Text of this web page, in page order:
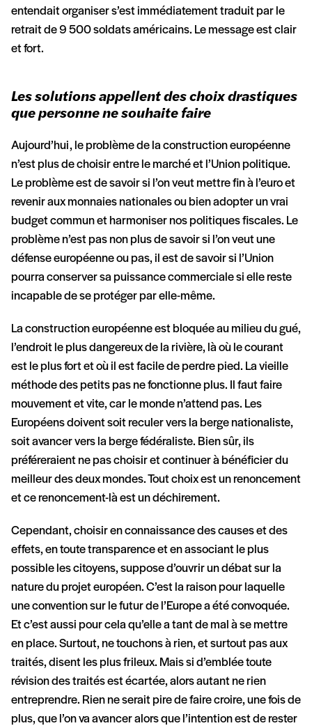
entendait organiser s’est immédiatement traduit par le
retrait de 9 500 soldats américains. Le message est clair
et fort.
Les solutions appellent des choix drastiques
que personne ne souhaite faire
Aujourd’hui, le problème de la construction européenne
n’est plus de choisir entre le marché et l’Union politique.
Le problème est de savoir si l’on veut mettre fin à l’euro et
revenir aux monnaies nationales ou bien adopter un vrai
budget commun et harmoniser nos politiques fiscales. Le
problème n’est pas non plus de savoir si l’on veut une
défense européenne ou pas, il est de savoir si l’Union
pourra conserver sa puissance commerciale si elle reste
incapable de se protéger par elle-même.
La construction européenne est bloquée au milieu du gué,
l’endroit le plus dangereux de la rivière, là où le courant
est le plus fort et où il est facile de perdre pied. La vieille
méthode des petits pas ne fonctionne plus. Il faut faire
mouvement et vite, car le monde n’attend pas. Les
Européens doivent soit reculer vers la berge nationaliste,
soit avancer vers la berge fédéraliste. Bien sûr, ils
préféreraient ne pas choisir et continuer à bénéficier du
meilleur des deux mondes. Tout choix est un renoncement
et ce renoncement-là est un déchirement.
Cependant, choisir en connaissance des causes et des
effets, en toute transparence et en associant le plus
possible les citoyens, suppose d’ouvrir un débat sur la
nature du projet européen. C’est la raison pour laquelle
une convention sur le futur de l’Europe a été convoquée.
Et c’est aussi pour cela qu’elle a tant de mal à se mettre
en place. Surtout, ne touchons à rien, et surtout pas aux
traités, disent les plus frileux. Mais si d’emblée toute
révision des traités est écartée, alors autant ne rien
entreprendre. Rien ne serait pire de faire croire, une fois de
plus, que l’on va avancer alors que l’intention est de rester